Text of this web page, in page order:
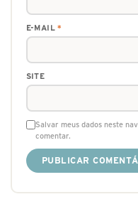
E-MAIL*
SITE
Salvar meus dados neste
comentar.